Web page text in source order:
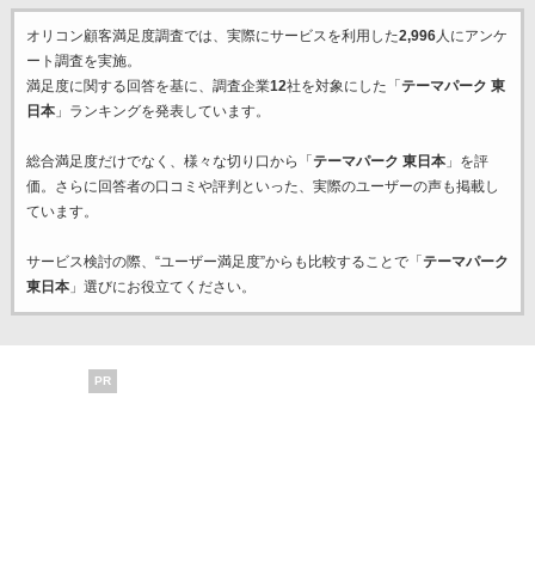
オリコン顧客満足度調査では、実際にサービスを利用した2,996人にアンケ
ート調査を実施。
満足度に関する回答を基に、調査企業12社を対象にした「 テーマパーク 東
日本」ランキングを発表しています。
総合満足度だけでなく、様々な切り口から「 テーマパーク 東日本」を評
価。さらに回答者の口コミや評判といった、実際のユーザーの声も掲載し
ています。
サービス検討の際、“ユーザー満足度”からも比較することで「 テーマパーク
東日本」選びにお役立てください。
PR